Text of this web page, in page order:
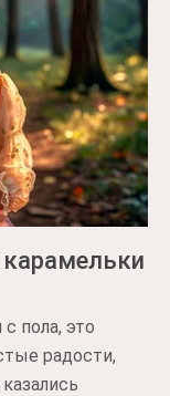
пола, это
радости,